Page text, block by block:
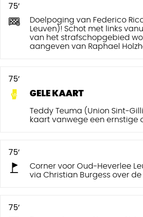
75’
Doelpoging van Federico
Leuven)! Schot met links
van het strafschopgebied
aangeven van Raphael
75’
GELE KAART
Teddy Teuma (Union Sint-
kaart vanwege een ernstige
75’
Corner voor Oud-Heverlee
via Christian Burgess over de
75’